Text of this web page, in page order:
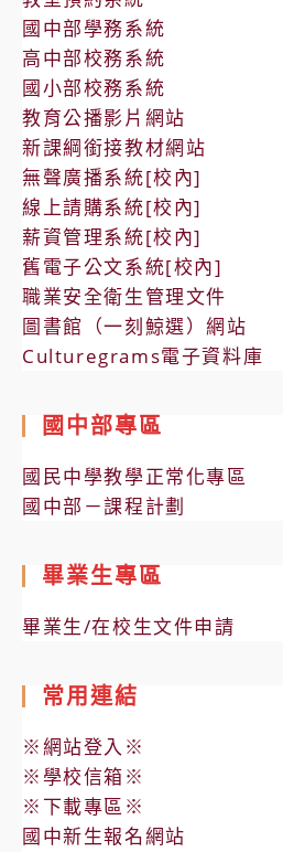
國中部學務系統
高中部校務系統
國小部校務系統
教育公播影片網站
新課綱銜接教材網站
無聲廣播系統[校內]
線上請購系統[校內]
薪資管理系統[校內]
舊電子公文系統[校內]
職業安全衛生管理文件
圖書館（一刻鯨選）網站
Culturegrams電子資料庫
國中部專區
國民中學教學正常化專區
國中部－課程計劃
畢業生專區
畢業生/在校生文件申請
常用連結
※網站登入※
※學校信箱※
※下載專區※
國中新生報名網站